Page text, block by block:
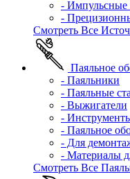
- Импульсные
-
Смотреть Все
Паяльное
- Паяльники
- Паяльные
- Выжигатели
-
- Паяльное
- Для
- Материалы
Смотреть Все